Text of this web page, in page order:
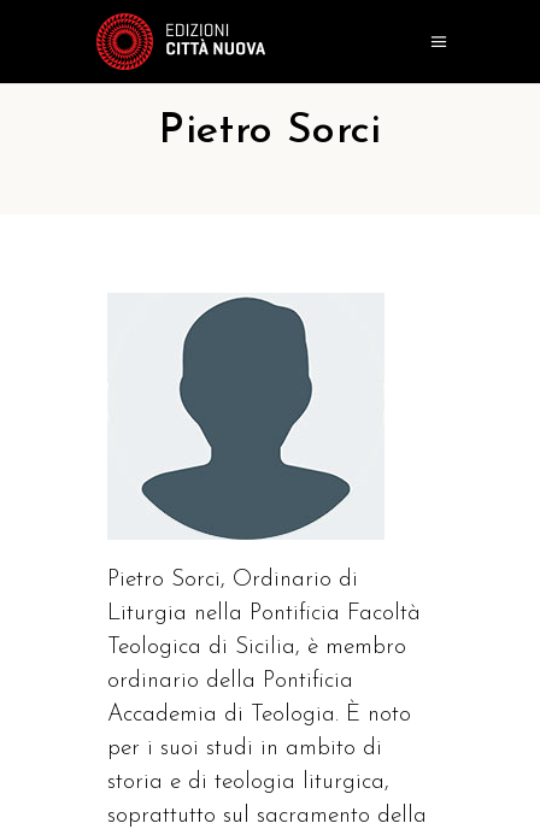
Pietro Sorci
Pietro Sorci, Ordinario di
Liturgia nella Pontificia Facoltà
Teologica di Sicilia, è membro
ordinario della Pontificia
Accademia di Teologia. È noto
per i suoi studi in ambito di
storia e di teologia liturgica,
soprattutto sul sacramento della